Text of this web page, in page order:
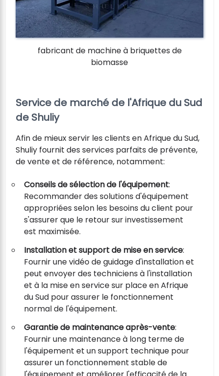
fabricant de machine à briquettes de
biomasse
Service de marché de l'Afrique du Sud
de Shuliy
Afin de mieux servir les clients en Afrique du Sud,
Shuliy fournit des services parfaits de prévente,
de vente et de référence, notamment:
Conseils de sélection de l'équipement:
Recommander des solutions d'équipement
appropriées selon les besoins du client pour
s'assurer que le retour sur investissement
est maximisée.
Installation et support de mise en service:
Fournir une vidéo de guidage d'installation et
peut envoyer des techniciens à l'installation
et à la mise en service sur place en Afrique
du Sud pour assurer le fonctionnement
normal de l'équipement.
Garantie de maintenance après-vente:
Fournir une maintenance à long terme de
l'équipement et un support technique pour
assurer un fonctionnement stable de